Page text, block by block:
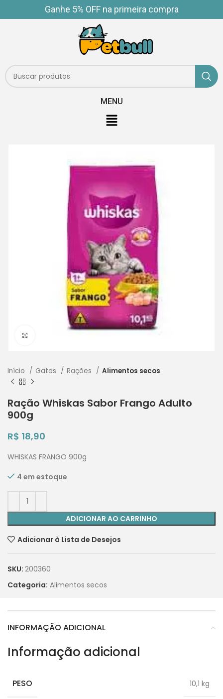
Ganhe 5% OFF na primeira compra
MENU
Início Gatos Rações Alimentos secos
Ração Whiskas Sabor Frango Adulto
900g
R$ 18,90
WHISKAS FRANGO 900g
4 em estoque
ADICIONAR AO CARRINHO
Adicionar à Lista de Desejos
SKU: 200360
Categoria: Alimentos secos
INFORMAÇÃO ADICIONAL
Informação adicional
PESO 10,1 kg